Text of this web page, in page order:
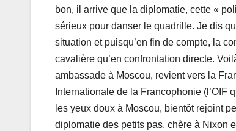
bon, il arrive que la diplomatie, cette «
sérieux pour danser le quadrille. Je dis
situation et puisqu’en fin de compte, la
cavalière qu’en confrontation directe.
ambassade à Moscou, revient vers la
Internationale de la Francophonie (l’OIF
les yeux doux à Moscou, bientôt rejoint
diplomatie des petits pas, chère à Nixon